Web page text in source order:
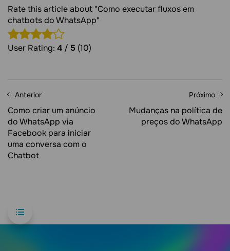
Rate this article about "Como executar fluxos em
chatbots do WhatsApp"
User Rating: 4 / 5 (10)
Anterior
Como criar um anúncio
do WhatsApp via
Facebook para iniciar
uma conversa com o
Сhatbot
Próximo
Mudanças na política de
preços do WhatsApp